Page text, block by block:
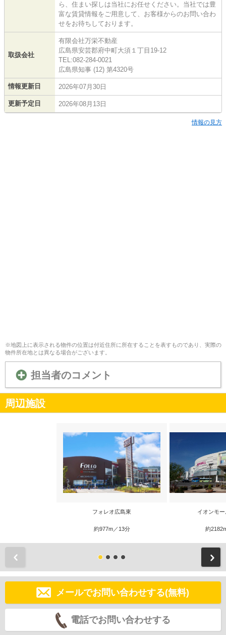
ら、住まい探しは当社にお任せください。当社では豊
富な賃貸情報をご用意して、お客様からのお問い合わ
せをお待ちしております。
取扱会社
有限会社万栄不動産
広島県安芸郡府中町大須１丁目19-12
TEL:082-284-0021
広島県知事 (12) 第4320号
情報更新日 2026年07月30日
更新予定日 2026年08月13日
情報の見方
※地図上に表示される物件の位置は付近住所に所在することを表すものであり、実際の
物件所在地とは異なる場合がございます。
担当者のコメント
周辺施設
フォレオ広島東
約977m／13分
イオンモ
約
メールでお問い合わせする(無料)
電話でお問い合わせする